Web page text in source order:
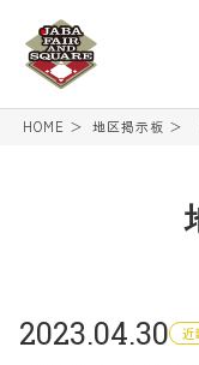
HOME 地区掲示板
2023.04.30 近